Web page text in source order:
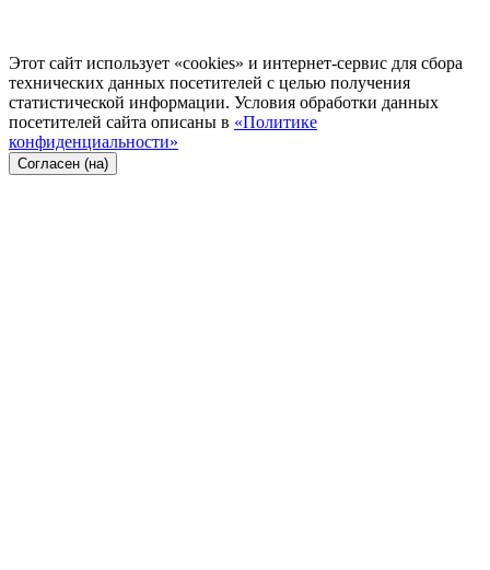
Этот сайт использует «cookies» и интернет-сервис для сбора
технических данных посетителей с целью получения
статистической информации. Условия обработки данных
посетителей сайта описаны в «Политике
конфиденциальности»
Согласен (на)